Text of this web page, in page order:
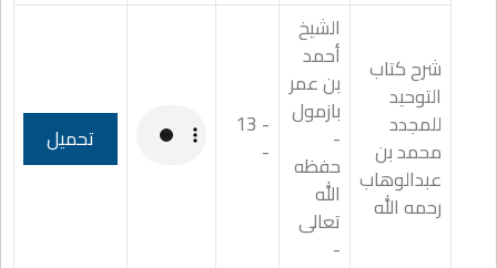
شرح كتاب
التوحيد
للمجدد
محمد بن
عبدالوهاب
رحمه الله
الشيخ
أحمد
بن عمر
بازمول
-
حفظه
الله
تعالى
-
- 13
- تحميل